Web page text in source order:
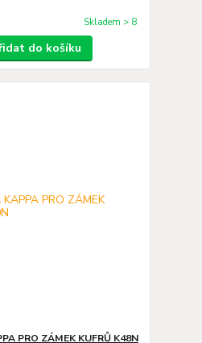
Skladem > 8
do košíku
PRO ZÁMEK KUFRŮ K48N